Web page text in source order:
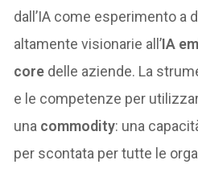
dall’IA come esperimento a
altamente visionarie all’IA
core delle aziende. La
e le competenze per
una commodity: una
per scontata per tutte le